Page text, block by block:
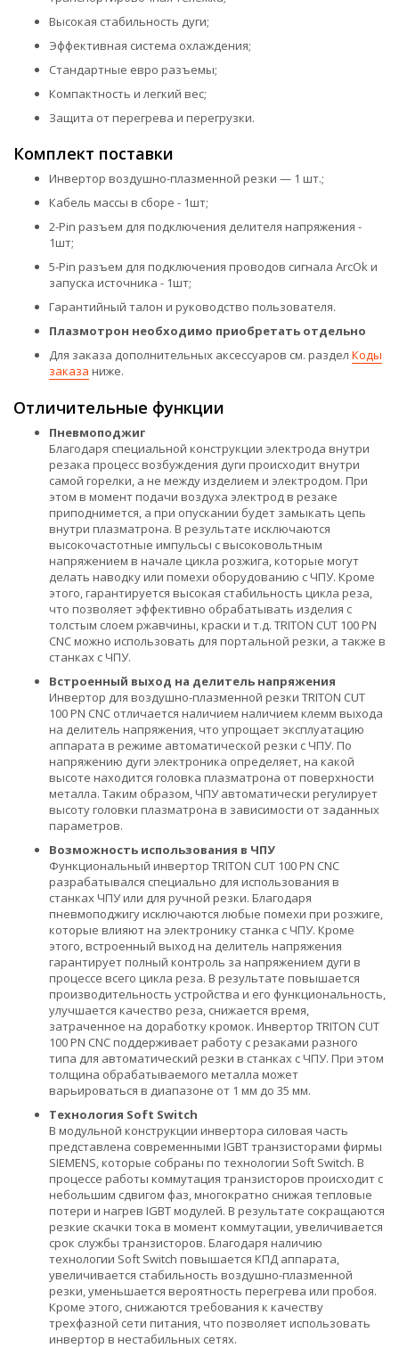
Высокая стабильность дуги;
Эффективная система охлаждения;
Стандартные евро разъемы;
Компактность и легкий вес;
Защита от перегрева и перегрузки.
Комплект поставки
Инвертор воздушно-плазменной резки — 1 шт.;
Кабель массы в сборе - 1шт;
2-Pin разъем для подключения делителя напряжения -
1шт;
5-Pin разъем для подключения проводов сигнала ArcOk и
запуска источника - 1шт;
Гарантийный талон и руководство пользователя.
Плазмотрон необходимо приобретать отдельно
Для заказа дополнительных аксессуаров см. раздел Коды
заказа ниже.
Отличительные функции
Пневмоподжиг
Благодаря специальной конструкции электрода внутри
резака процесс возбуждения дуги происходит внутри
самой горелки, а не между изделием и электродом. При
этом в момент подачи воздуха электрод в резаке
приподнимется, а при опускании будет замыкать цепь
внутри плазматрона. В результате исключаются
высокочастотные импульсы с высоковольтным
напряжением в начале цикла розжига, которые могут
делать наводку или помехи оборудованию с ЧПУ. Кроме
этого, гарантируется высокая стабильность цикла реза,
что позволяет эффективно обрабатывать изделия с
толстым слоем ржавчины, краски и т.д. TRITON CUT 100 PN
CNC можно использовать для портальной резки, а также в
станках с ЧПУ.
Встроенный выход на делитель напряжения
Инвертор для воздушно-плазменной резки TRITON CUT
100 PN CNC отличается наличием наличием клемм выхода
на делитель напряжения, что упрощает эксплуатацию
аппарата в режиме автоматической резки с ЧПУ. По
напряжению дуги электроника определяет, на какой
высоте находится головка плазматрона от поверхности
металла. Таким образом, ЧПУ автоматически регулирует
высоту головки плазматрона в зависимости от заданных
параметров.
Возможность использования в ЧПУ
Функциональный инвертор TRITON CUT 100 PN CNC
разрабатывался специально для использования в
станках ЧПУ или для ручной резки. Благодаря
пневмоподжигу исключаются любые помехи при розжиге,
которые влияют на электронику станка с ЧПУ. Кроме
этого, встроенный выход на делитель напряжения
гарантирует полный контроль за напряжением дуги в
процессе всего цикла реза. В результате повышается
производительность устройства и его функциональность,
улучшается качество реза, снижается время,
затраченное на доработку кромок. Инвертор TRITON CUT
100 PN CNC поддерживает работу с резаками разного
типа для автоматический резки в станках с ЧПУ. При этом
толщина обрабатываемого металла может
варьироваться в диапазоне от 1 мм до 35 мм.
Технология Soft Switch
В модульной конструкции инвертора силовая часть
представлена современными IGBT транзисторами фирмы
SIEMENS, которые собраны по технологии Soft Switch. В
процессе работы коммутация транзисторов происходит с
небольшим сдвигом фаз, многократно снижая тепловые
потери и нагрев IGBT модулей. В результате сокращаются
резкие скачки тока в момент коммутации, увеличивается
срок службы транзисторов. Благодаря наличию
технологии Soft Switch повышается КПД аппарата,
увеличивается стабильность воздушно-плазменной
резки, уменьшается вероятность перегрева или пробоя.
Кроме этого, снижаются требования к качеству
трехфазной сети питания, что позволяет использовать
инвертор в нестабильных сетях.